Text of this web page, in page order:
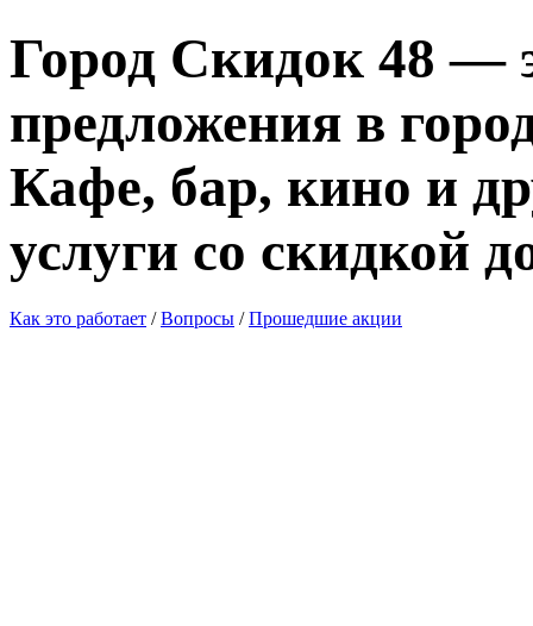
Город Скидок 48 —
предложения в
Кафе, бар, кино и
услуги со скидкой
Как это работает / Вопросы / Прошедшие акции